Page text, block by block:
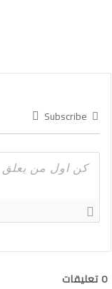
Subscribe
0تعليقات